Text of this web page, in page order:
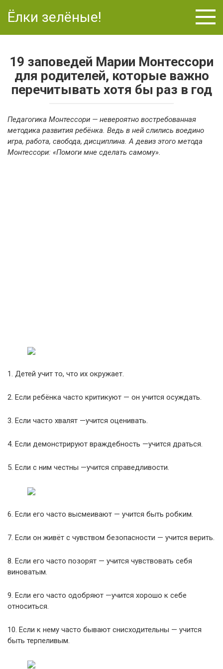
Ёлки зелёные!
19 заповедей Марии Монтессори
для родителей, которые важно
перечитывать хотя бы раз в год
Педагогика Монтессори — невероятно востребованная
методика развития ребёнка. Ведь в ней слились воедино
игра, работа, свобода, дисциплина. А девиз этого метода
Монтессори: «Помоги мне сделать самому».
1. Детей учит то, что их окружает.
2. Если ребёнка часто критикуют — он учится осуждать.
3. Если часто хвалят —учится оценивать.
4. Если демонстрируют враждебность —учится драться.
5. Если с ним честны —учится справедливости.
6. Если его часто высмеивают — учится быть робким.
7. Если он живёт с чувством безопасности — учится верить.
8. Если его часто позорят — учится чувствовать себя
виноватым.
9. Если его часто одобряют —учится хорошо к себе
относиться.
10. Если к нему часто бывают снисходительны — учится
быть терпеливым.